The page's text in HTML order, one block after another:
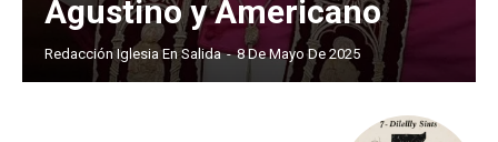
Agustino y Americano
Redacción Iglesia En Salida - 8 De Mayo De 2025